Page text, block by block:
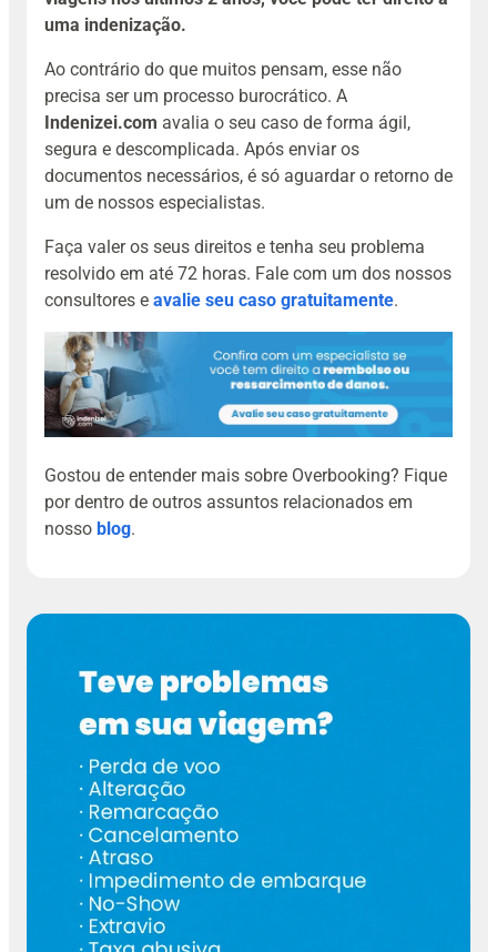
uma indenização.
Ao contrário do que muitos pensam, esse não
precisa ser um processo burocrático. A
Indenizei.com avalia o seu caso de forma ágil,
segura e descomplicada. Após enviar os
documentos necessários, é só aguardar o retorno de
um de nossos especialistas.
Faça valer os seus direitos e tenha seu problema
resolvido em até 72 horas. Fale com um dos nossos
consultores e avalie seu caso gratuitamente.
Gostou de entender mais sobre Overbooking? Fique
por dentro de outros assuntos relacionados em
nosso blog.